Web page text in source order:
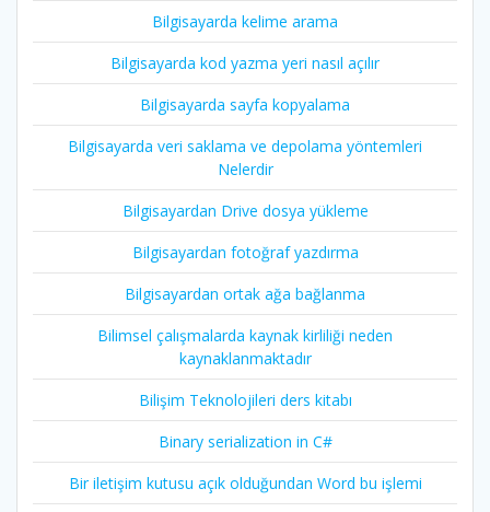
Bilgisayarda kelime arama
Bilgisayarda kod yazma yeri nasıl açılır
Bilgisayarda sayfa kopyalama
Bilgisayarda veri saklama ve depolama yöntemleri
Nelerdir
Bilgisayardan Drive dosya yükleme
Bilgisayardan fotoğraf yazdırma
Bilgisayardan ortak ağa bağlanma
Bilimsel çalışmalarda kaynak kirliliği neden
kaynaklanmaktadır
Bilişim Teknolojileri ders kitabı
Binary serialization in C#
Bir iletişim kutusu açık olduğundan Word bu işlemi